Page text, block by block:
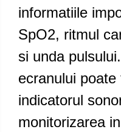
informatiile
SpO2, ritmul
si unda
ecranului
indicatorul
monitorizarea